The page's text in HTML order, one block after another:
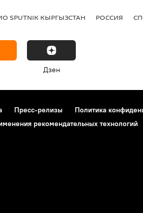
SPUTNIK КЫРГЫЗСТАН РОССИЯ
Дзен
Пресс-релизы
Политика
рекомендательных технологий